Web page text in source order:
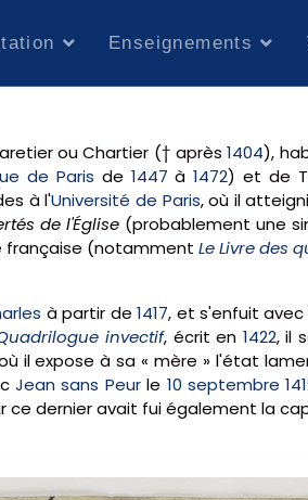
Enseignements
ou Chartier († après1404),
de Paris de 1447 à1472) et de
à l'Université de Paris, où il
de l'Église (probablement une
française (notamment Le Livre des
à partir de1417, et s'enfuit avec
invectif, écrit en 1422, il
il expose à sa « mère » l'état
Jean sans Peurle 10 septembre
ce dernier avait fui également la